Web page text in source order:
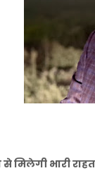
मिलेगी भारी राहत